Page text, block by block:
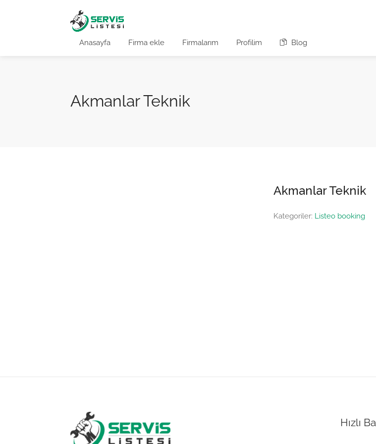
Anasayfa Firma ekle Firmalarım Profilim Blog
Akmanlar Teknik
Akmanlar Teknik
Kategoriler: Listeo booking
Hızlı